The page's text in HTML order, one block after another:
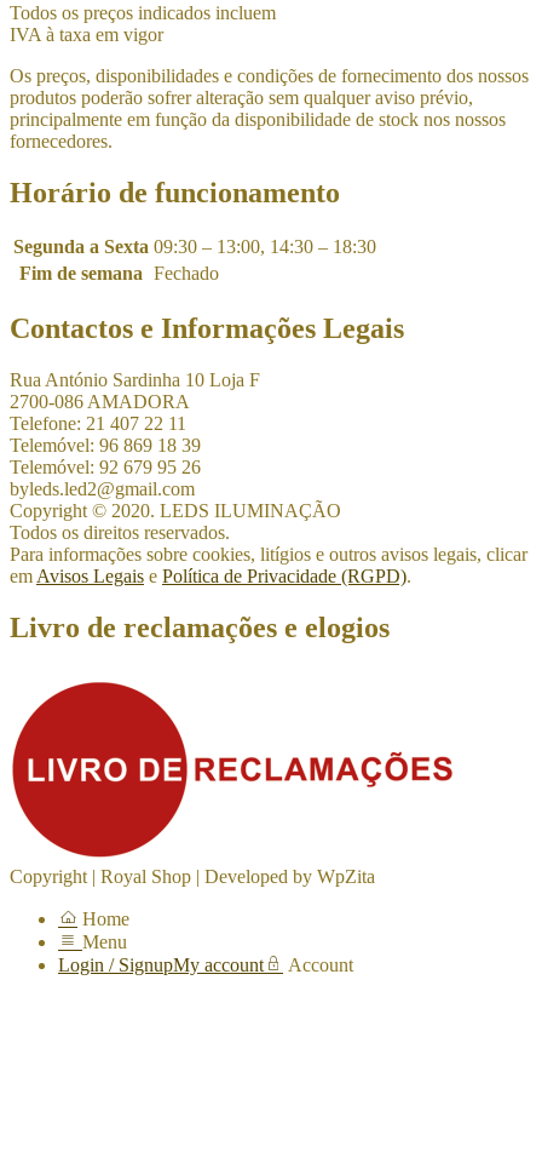
Todos os preços indicados incluem
IVA à taxa em vigor
Os preços, disponibilidades e condições de fornecimento dos nossos
produtos poderão sofrer alteração sem qualquer aviso prévio,
principalmente em função da disponibilidade de stock nos nossos
fornecedores.
Horário de funcionamento
Segunda a Sexta 09:30 – 13:00, 14:30 – 18:30
Fim de semana Fechado
Contactos e Informações Legais
Rua António Sardinha 10 Loja F
2700-086 AMADORA
Telefone: 21 407 22 11
Telemóvel: 96 869 18 39
Telemóvel: 92 679 95 26
byleds.led2@gmail.com
Copyright © 2020. LEDS ILUMINAÇÃO
Todos os direitos reservados.
Para informações sobre cookies, litígios e outros avisos legais, clicar
em Avisos Legais e Política de Privacidade (RGPD).
Livro de reclamações e elogios
Copyright | Royal Shop | Developed by WpZita
Home
Menu
Login / SignupMy account Account